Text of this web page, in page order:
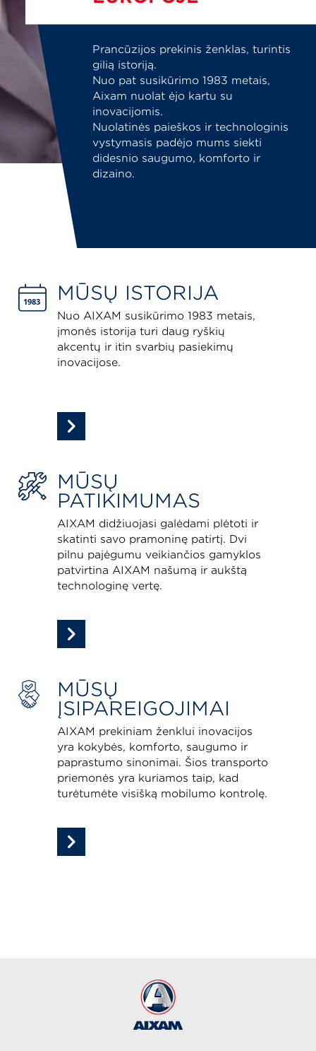
Prancūzijos prekinis ženklas, turintis
gilią istoriją.
Nuo pat susikūrimo 1983 metais,
Aixam nuolat ėjo kartu su
inovacijomis.
Nuolatinės paieškos ir technologinis
vystymasis padėjo mums siekti
didesnio saugumo, komforto ir
dizaino.
MŪSŲ ISTORIJA
Nuo AIXAM susikūrimo 1983 metais,
įmonės istorija turi daug ryškių
akcentų ir itin svarbių pasiekimų
inovacijose.
MŪSŲ
PATIKIMUMAS
AIXAM didžiuojasi galėdami plėtoti ir
skatinti savo pramoninę patirtį. Dvi
pilnu pajėgumu veikiančios gamyklos
patvirtina AIXAM našumą ir aukštą
technologinę vertę.
MŪSŲ
ĮSIPAREIGOJIMAI
AIXAM prekiniam ženklui inovacijos
yra kokybės, komforto, saugumo ir
paprastumo sinonimai. Šios transporto
priemonės yra kuriamos taip, kad
turėtumėte visišką mobilumo kontrolę.